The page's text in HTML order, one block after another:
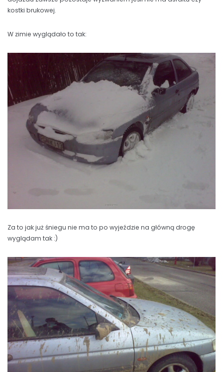
kostki brukowej.
W zimie wyglądało to tak:
Za to jak już śniegu nie ma to po wyjeździe na główną drogę
wyglądam tak :)